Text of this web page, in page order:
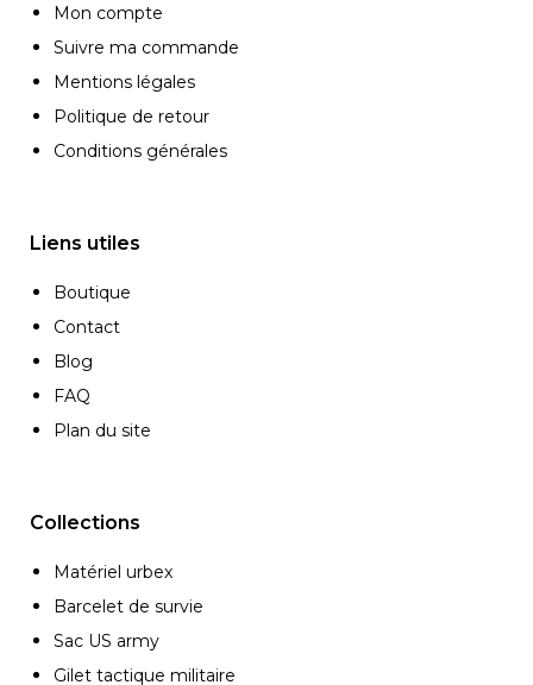
Mon compte
Suivre ma commande
Mentions légales
Politique de retour
Conditions générales
Liens utiles
Boutique
Contact
Blog
FAQ
Plan du site
Collections
Matériel urbex
Barcelet de survie
Sac US army
Gilet tactique militaire